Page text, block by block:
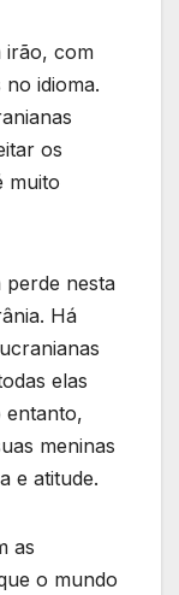
irão, com
idioma.
os
muito
perde nesta
Há
elas
entanto,
meninas
e atitude.
as
o mundo